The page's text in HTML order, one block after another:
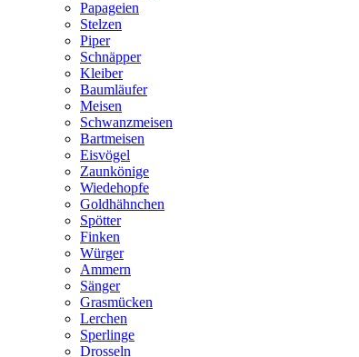
Papageien
Stelzen
Piper
Schnäpper
Kleiber
Baumläufer
Meisen
Schwanzmeisen
Bartmeisen
Eisvögel
Zaunkönige
Wiedehopfe
Goldhähnchen
Spötter
Finken
Würger
Ammern
Sänger
Grasmücken
Lerchen
Sperlinge
Drosseln